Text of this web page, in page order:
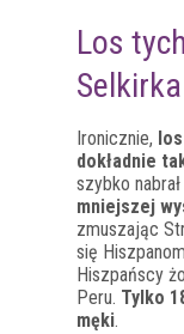
Los
Selkirka
Ironicznie,
dokładnie
szybko
mniejszej
zmuszając
się
Hiszpańscy
Peru. Tylko
męki.